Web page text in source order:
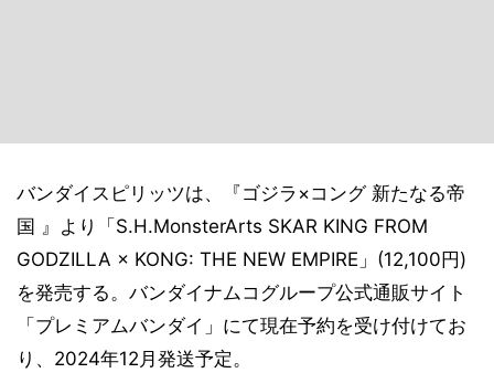
バンダイスピリッツは、『ゴジラ×コング 新たなる帝
国 』より「S.H.MonsterArts SKAR KING FROM
GODZILLA × KONG: THE NEW EMPIRE」(12,100円)
を発売する。バンダイナムコグループ公式通販サイト
「プレミアムバンダイ」にて現在予約を受け付けてお
り、2024年12月発送予定。